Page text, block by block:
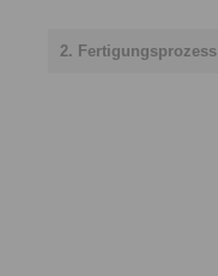
2. Fertigungsprozess